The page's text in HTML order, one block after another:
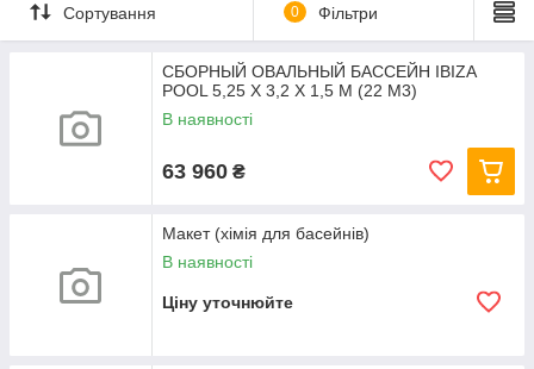
Сортування 0 Фільтри
СБОРНЫЙ ОВАЛЬНЫЙ БАССЕЙН IBIZA
POOL 5,25 Х 3,2 Х 1,5 М (22 М3)
В наявності
63 960 ₴
Макет (хімія для басейнів)
В наявності
Ціну уточнюйте